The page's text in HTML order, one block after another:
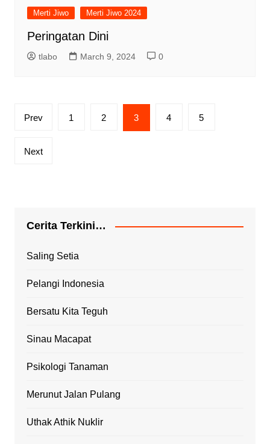
Merti Jiwo Merti Jiwo 2024
Peringatan Dini
tlabo March 9, 2024 0
Prev 1 2 3 4 5
Next
Cerita Terkini…
Saling Setia
Pelangi Indonesia
Bersatu Kita Teguh
Sinau Macapat
Psikologi Tanaman
Merunut Jalan Pulang
Uthak Athik Nuklir